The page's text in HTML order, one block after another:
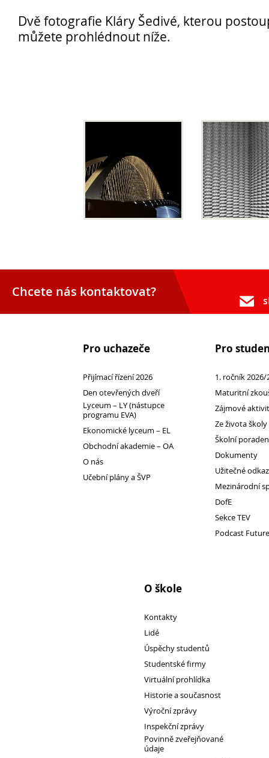
Podzimní maturitní zkoušky 2026
Den otevřených dveří
Ekonomické lyceum – EL
Obchodní akademie – OA
Učební plány a ŠVP
Dvě fotografie Kláry Šedivé, kterou
můžete prohlédnout níže.
Chcete nás kontaktovat?
Pro uchazeče
Přijímací řízení 2026
Den otevřených dveří
Lyceum – LY (nástupce
programu EVA)
Ekonomické lyceum – EL
Obchodní akademie – OA
O nás
Učební plány a ŠVP
Pro
1. ročník 2026/
Maturitní
Zájmové
Ze života školy
Školní
Dokumenty
Užitečné
Mezinárodní
DofE
Sekce TEV
Podcast
O škole
Kontakty
Lidé
Úspěchy studentů
Studentské firmy
Virtuální prohlídka
Historie a současnost
Výroční zprávy
Inspekční zprávy
Povinně zveřejňované
údaje